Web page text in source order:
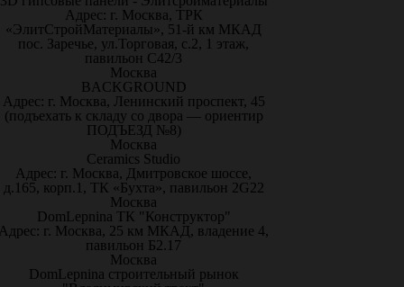
Адрес: г. Москва, ТРК
«ЭлитСтройМатериалы», 51-й км МКАД
пос. Заречье, ул.Торговая, с.2, 1 этаж,
павильон С42/3
Москва
BACKGROUND
Адрес: г. Москва, Ленинский проспект, 45
(подъехать к складу со двора — ориентир
ПОДЪЕЗД №8)
Москва
Ceramics Studio
Адрес: г. Москва, Дмитровское шоссе,
д.165, корп.1, ТК «Бухта», павильон 2G22
Москва
DomLepnina ТК "Конструктор"
г. Москва, 25 км МКАД, владение 4,
павильон Б2.17
Москва
DomLepnina строительный рынок